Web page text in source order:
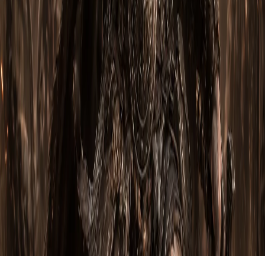
5. Вещи для куба Канаи
Слот для оружия:
Палач
Слот для брони:
Стражи духа
Слот для амулета или кольца:
Звезда Азкаранта
Читайте также
Тропа Сокрушительной Ярости: Варвар через
Вихрь, Могучий бросок и Барьер (Сезон 14)
Вступление (Сезон 14) Тропа Сокрушительной Ярости —
это мощный билд Варвара , построенный вокруг Вихря ,